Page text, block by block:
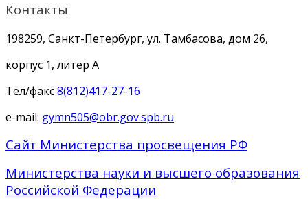
Контакты
198259, Санкт-Петербург, ул. Тамбасова, дом 26,
корпус 1, литер А
Тел/факс8(812)417-27-16
e-mail: gymn505@obr.gov.spb.ru
Сайт Министерства просвещения РФ
Министерства науки и высшего образования
Российской Федерации